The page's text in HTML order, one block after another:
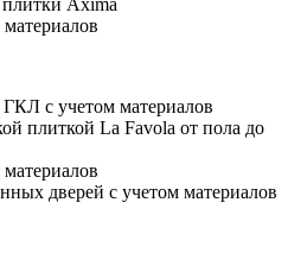
ГКЛ с учетом материалов
плиткой La Favola от пола до
дверей с учетом материалов